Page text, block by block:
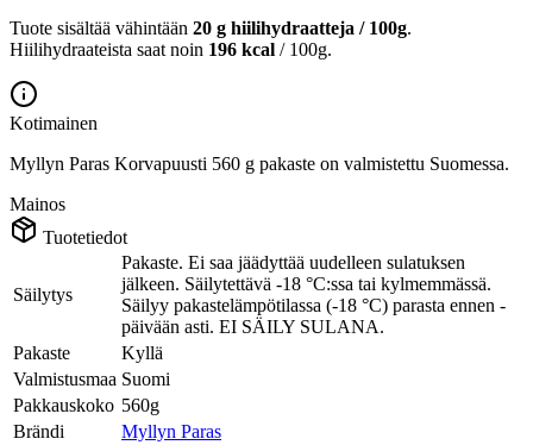
Tuote sisältää vähintään 20 g hiilihydraatteja / 100g.
Hiilihydraateista saat noin 196 kcal / 100g.
Kotimainen
Myllyn Paras Korvapuusti 560 g pakaste on valmistettu Suomessa.
Mainos
Tuotetiedot
Säilytys
Pakaste. Ei saa jäädyttää uudelleen sulatuksen
jälkeen. Säilytettävä -18 °C:ssa tai kylmemmässä.
Säilyy pakastelämpötilassa (-18 °C) parasta ennen -
päivään asti. EI SÄILY SULANA.
Pakaste
Kyllä
Valmistusmaa Suomi
Pakkauskoko 560g
Brändi
Myllyn Paras